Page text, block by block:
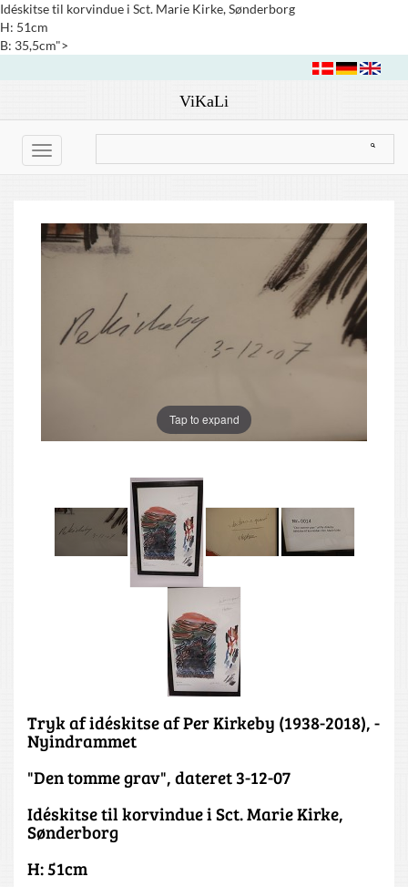
Idéskitse til korvindue i Sct. Marie Kirke, Sønderborg
H: 51cm
B: 35,5cm">
ViKaLi
Toggle
navigation
Tap to expand
Tryk af idéskitse af Per Kirkeby (1938-2018), -
Nyindrammet
"Den tomme grav", dateret 3-12-07
Idéskitse til korvindue i Sct. Marie Kirke,
Sønderborg
H: 51cm